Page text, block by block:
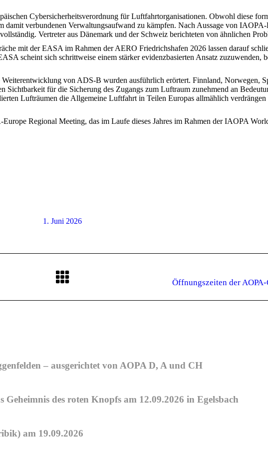
Cybersicherheitsverordnung für Luftfahrtorganisationen. Obwohl diese
verbundenen Verwaltungsaufwand zu kämpfen. Nach Aussage von
Vertreter aus Dänemark und der Schweiz berichteten von ähnlichen
mit der EASA im Rahmen der AERO Friedrichshafen 2026 lassen darauf
scheint sich schrittweise einem stärker evidenzbasierten Ansatz zuzuwenden,
von ADS-B wurden ausführlich erörtert. Finnland, Norwegen,
Sichtbarkeit für die Sicherung des Zugangs zum Luftraum zunehmend an
Lufträumen die Allgemeine Luftfahrt in Teilen Europas allmählich
Regional Meeting, das im Laufe dieses Jahres im Rahmen der IAOPA
1. Juni 2026
Öffnungszeiten der
– ausgerichtet von AOPA D, A und CH
des roten Knopfs am 12.09.2026 in Egelsbach
am 19.09.2026